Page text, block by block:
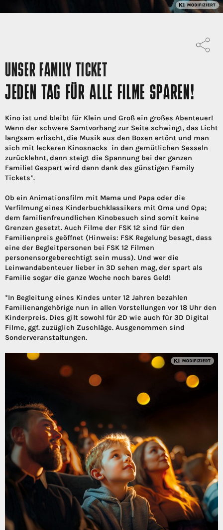
UNSER FAMILY TICKET
JEDEN TAG FÜR ALLE FILME SPAREN!
Kino ist und bleibt für Klein und Groß ein großes Abenteuer!
Wenn der schwere Samtvorhang zur Seite schwingt, das Licht
langsam erlischt, die Musik aus den Boxen ertönt und man
sich mit leckeren Kinosnacks in den gemütlichen Sesseln
zurücklehnt, dann steigt die Spannung bei der ganzen
Familie! Gespart wird dann dank des günstigen Family
Tickets*.
Ob ein Animationsfilm mit Mama und Papa oder die
Verfilmung eines Kinderbuchklassikers mit Oma und Opa;
dem familienfreundlichen Kinobesuch sind somit keine
Grenzen gesetzt. Auch Filme der FSK 12 sind für den
Familienpreis geöffnet (Hinweis: FSK Regelung besagt, dass
eine der Begleitpersonen bei FSK 12 Filmen
personensorgeberechtigt sein muss). Und wer die
Leinwandabenteuer lieber in 3D sehen mag, der spart als
Familie sogar die ganze Woche noch bares Geld!
*In Begleitung eines Kindes unter 12 Jahren bezahlen
Familienangehörige nun in allen Vorstellungen vor 18 Uhr den
Kinderpreis. Dies gilt sowohl für 2D wie auch für 3D Digital
Filme, ggf. zuzüglich Zuschläge. Ausgenommen sind
Sonderveranstaltungen.